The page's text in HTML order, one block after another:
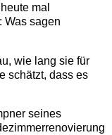
mal
Was sagen
wie lang sie für
schätzt, dass es
seines